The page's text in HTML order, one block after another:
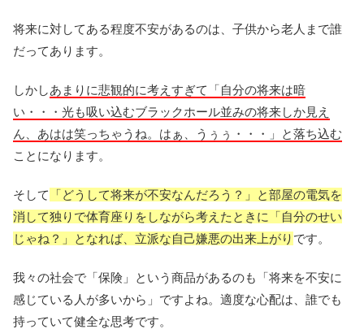
将来に対してある程度不安があるのは、子供から老人まで誰
だってあります。
しかしあまりに悲観的に考えすぎて「自分の将来は暗
い・・・光も吸い込むブラックホール並みの将来しか見え
ん、あはは笑っちゃうね。はぁ、うぅぅ・・・」と落ち込む
ことになります。
そして
「どうして将来が不安なんだろう？」と部屋の電気を
消して独りで体育座りをしながら考えたときに「自分のせい
じゃね？」となれば、立派な自己嫌悪の出来上がり です。
我々の社会で「保険」という商品があるのも「将来を不安に
感じている人が多いから」ですよね。適度な心配は、誰でも
持っていて健全な思考です。